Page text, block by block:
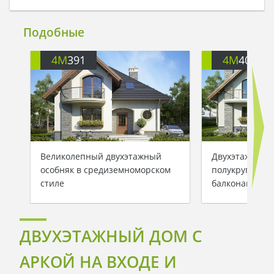
Подобные
4M391
Великолепный двухэтажный
особняк в средиземноморском
стиле
4M401
Двухэтажный
балконами
ДВУХЭТАЖНЫЙ ДОМ С
АРКОЙ НА ВХОДЕ И